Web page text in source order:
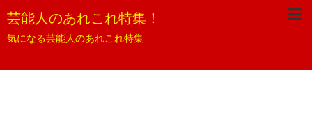
芸能人のあれこれ特集！
気になる芸能人のあれこれ特集